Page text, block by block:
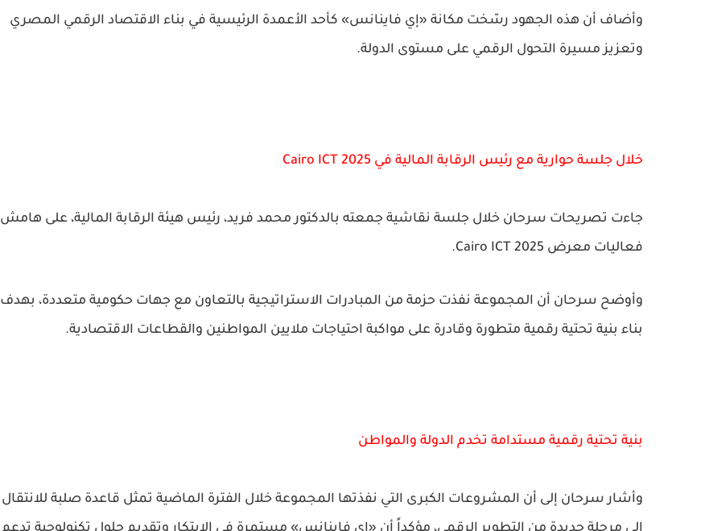
وأضاف أن هذه الجهود رسّخت مكانة «إي فاينانس» كأحد الأعمدة الرئيسية في بناء الاقتصاد الرقمي المصري
وتعزيز مسيرة التحول الرقمي على مستوى الدولة.
خلال جلسة حوارية مع رئيس الرقابة المالية في Cairo ICT 2025
جاءت تصريحات سرحان خلال جلسة نقاشية جمعته بالدكتور محمد فريد، رئيس هيئة الرقابة المالية، على هامش
فعاليات معرض Cairo ICT 2025.
وأوضح سرحان أن المجموعة نفذت حزمة من المبادرات الاستراتيجية بالتعاون مع جهات حكومية متعددة، بهدف
بناء بنية تحتية رقمية متطورة وقادرة على مواكبة احتياجات ملايين المواطنين والقطاعات الاقتصادية.
بنية تحتية رقمية مستدامة تخدم الدولة والمواطن
وأشار سرحان إلى أن المشروعات الكبرى التي نفذتها المجموعة خلال الفترة الماضية تمثل قاعدة صلبة للانتقال